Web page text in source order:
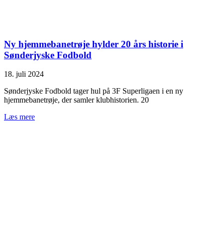
Ny hjemmebanetrøje hylder 20 års historie i
Sønderjyske Fodbold
18. juli 2024
Sønderjyske Fodbold tager hul på 3F Superligaen i en ny
hjemmebanetrøje, der samler klubhistorien. 20
Læs mere